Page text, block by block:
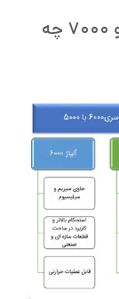
آلیاژآلومینیوم 6000 با سری 5000 و 7000 چه